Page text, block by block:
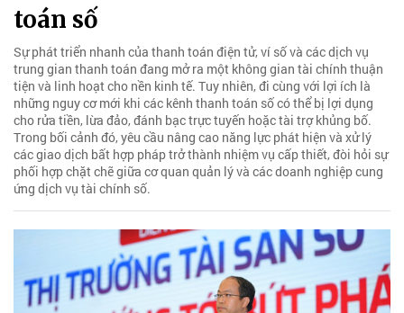
toán số
Sự phát triển nhanh của thanh toán điện tử, ví số và các dịch vụ
trung gian thanh toán đang mở ra một không gian tài chính thuận
tiện và linh hoạt cho nền kinh tế. Tuy nhiên, đi cùng với lợi ích là
những nguy cơ mới khi các kênh thanh toán số có thể bị lợi dụng
cho rửa tiền, lừa đảo, đánh bạc trực tuyến hoặc tài trợ khủng bố.
Trong bối cảnh đó, yêu cầu nâng cao năng lực phát hiện và xử lý
các giao dịch bất hợp pháp trở thành nhiệm vụ cấp thiết, đòi hỏi sự
phối hợp chặt chẽ giữa cơ quan quản lý và các doanh nghiệp cung
ứng dịch vụ tài chính số.